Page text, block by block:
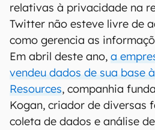
relativas à privacidade na
Twitter não esteve livre de
como gerencia as
Em abril deste ano, a
vendeu dados de sua base
Resources, companhia
Kogan, criador de diversas
coleta de dados e análise